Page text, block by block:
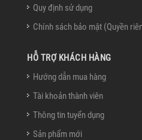
Quy định sử dụng
Chính sách bảo mật (Quyền
HỖ TRỢ KHÁCH HÀNG
Hướng dẫn mua hàng
Tài khoản thành viên
Thông tin tuyển dụng
Sản phẩm mới